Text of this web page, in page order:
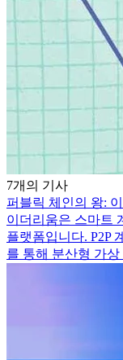
7개의 기사
퍼블릭 체인의 왕:
이더리움은 스마트
플랫폼입니다. P2P
를 통해 분산형 가